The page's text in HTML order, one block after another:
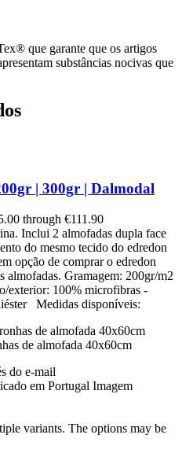
que garante que os artigos
substâncias nocivas que
| 300gr | Dalmodal
through €111.90
Inclui 2 almofadas dupla face
do mesmo tecido do edredon
opção de comprar o edredon
almofadas. Gramagem: 200gr/m2
exterior: 100% microfibras -
Medidas disponíveis:
de almofada 40x60cm
de almofada 40x60cm
do e-mail
em Portugal Imagem
variants. The options may be